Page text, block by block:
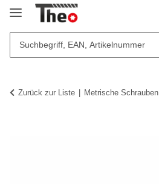
Zurück zur Liste Metrische Schrauben